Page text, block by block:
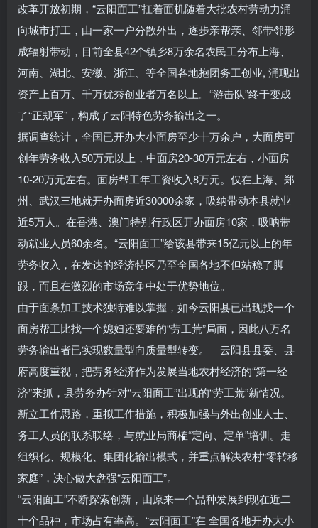
改革开放初期，“云阳面工”扛着面机随着大批农村劳动力涌
向城市打工，由一家一户分散外出，逐步亲帮亲、邻带邻形
成辐射带动，目前全县42个镇乡8万余名农民工分布上海、
河南、湖北、安徽、浙江、等全国各地抱团务工创业, 涌现出
资产上百万、千万优秀创业者万名以上。“游击队”终于变成
了“正规军”，构成了云阳特色劳务输出之一。
据调查统计，全国已开办大小面房至少十万余户，大面房可
创年劳务收入50万元以上，中面房20-30万元左右，小面房
10-20万元左右。面房帮工年工资收入8万元。仅在上海、郑
州、武汉三地就开办面房近30000余家，吸纳带动本县就业
近5万人。在香港、澳门特别行政区开办面房10家，吸呐带
动就业人员60余名。“云阳面工”给该县带来15亿元以上的年
劳务收入，在发达的经济特区乃至全国各地不但站稳了脚
跟，而且在激烈的市场竞争中处于优势地位。
由于面条加工技术独特难以掌握，如今云阳县已出现找一个
面房帮工比找一个媳妇还要难的“劳工荒”局面，因此八万名
劳务输出者已实现数量型向质量型转变。 云阳县县委、县
府高度重视，把劳务经济作为发展当地农村经济的“第一经
济”来抓，县劳务办针对“云阳面工”出现的“劳工荒”新情况。
新立工作思路，重拟工作措施，积极加强与外出创业人士、
务工人员的联系联络，与就业局商榷“定向、定单”培训。走
组织化、规模化、集团化输出模式，并重点解决农村“零转移
家庭”，决心做大盘强“云阳面工”。
“云阳面工”不断探索创新，由原来一个品种发展到现在近二
十个品种，市场占有率高。“云阳面工”在 全国各地开办大小